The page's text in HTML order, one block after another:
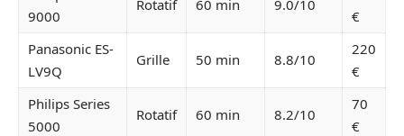
9000
Rotatif 60 min 9.0/10
€
Panasonic ES-
LV9Q
Grille 50 min 8.8/10
220
€
Philips Series
5000
Rotatif 60 min 8.2/10
70
€